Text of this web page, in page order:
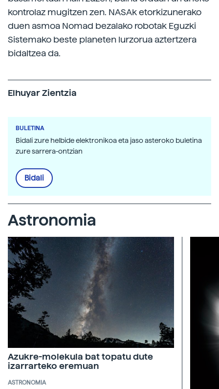
kontrolaz mugitzen zen. NASAk etorkizunerako
duen asmoa Nomad bezalako robotak Eguzki
Sistemako beste planeten lurzorua aztertzera
bidaltzea da.
Elhuyar Zientzia
BULETINA
Bidali zure helbide elektronikoa eta jaso asteroko buletina
zure sarrera-ontzian
Bidali
Astronomia
Azukre-molekula bat topatu dute
izarrarteko eremuan
ASTRONOMIA